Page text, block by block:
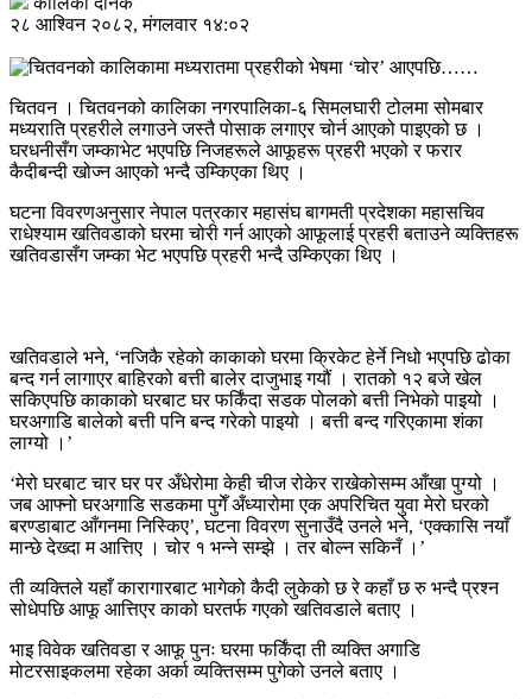
२८ आश्विन २०८२, मंगलवार १४:०२
चितवन । चितवनको कालिका नगरपालिका-६ सिमलघारी टोलमा सोमबार
मध्यराति प्रहरीले लगाउने जस्तै पोसाक लगाएर चोर्न आएको पाइएको छ ।
घरधनीसँग जम्काभेट भएपछि निजहरूले आफूहरू प्रहरी भएको र फरार
कैदीबन्दी खोज्न आएको भन्दै उम्किएका थिए ।
घटना विवरणअनुसार नेपाल पत्रकार महासंघ बागमती प्रदेशका महासचिव
राधेश्याम खतिवडाको घरमा चोरी गर्न आएको आफूलाई प्रहरी बताउने व्यक्तिहरू
खतिवडासँग जम्का भेट भएपछि प्रहरी भन्दै उम्किएका थिए ।
खतिवडाले भने, ‘नजिकै रहेको काकाको घरमा क्रिकेट हेर्ने निधो भएपछि ढोका
बन्द गर्न लागाएर बाहिरको बत्ती बालेर दाजुभाइ गयौं । रातको १२ बजे खेल
सकिएपछि काकाको घरबाट घर फर्किंदा सडक पोलको बत्ती निभेको पाइयो ।
घरअगाडि बालेको बत्ती पनि बन्द गरेको पाइयो । बत्ती बन्द गरिएकामा शंका
लाग्यो ।’
‘मेरो घरबाट चार घर पर अँधेरोमा केही चीज रोकेर राखेकोसम्म आँखा पुग्यो ।
जब आफ्नो घरअगाडि सडकमा पुगेँ अँध्यारोमा एक अपरिचित युवा मेरो घरको
बरण्डाबाट आँगनमा निस्किए’, घटना विवरण सुनाउँदै उनले भने, ‘एक्कासि नयाँ
मान्छे देख्दा म आत्तिए । चोर १ भन्ने सम्झे । तर बोल्न सकिनँ ।’
ती व्यक्तिले यहाँ कारागारबाट भागेको कैदी लुकेको छ रे कहाँ छ रु भन्दै प्रश्न
सोधेपछि आफू आत्तिएर काको घरतर्फ गएको खतिवडाले बताए ।
भाइ विवेक खतिवडा र आफू पुनः घरमा फर्किंदा ती व्यक्ति अगाडि
मोटरसाइकलमा रहेका अर्का व्यक्तिसम्म पुगेको उनले बताए ।